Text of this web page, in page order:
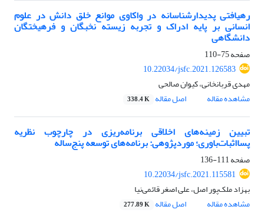
رهیافتی پدیدارشناسانه در واکاوی موانع خلق دانش در علوم
انسانی بر پایه ادراک و تجربه زیسته نخبگان و فرهیختگان
دانشگاهی
صفحه75-110
10.22034/jsfc.2021.126583
مهدی قربانخانی، کیوان صالحی
مشاهده مقاله
اصل مقاله 338.4 K
تبیین زمینه‌های اخلاقی برنامه‌ریزی در چارچوب نظریه‌
پسااثبات‌باوری؛ موردپژوهی: برنامه‌های توسعه‌ پنج‌ساله
صفحه111-136
10.22034/jsfc.2021.115581
بهزاد ملک‌پور اصل، علی اصغر قائمی‌نیا
مشاهده مقاله
اصل مقاله 277.89 K